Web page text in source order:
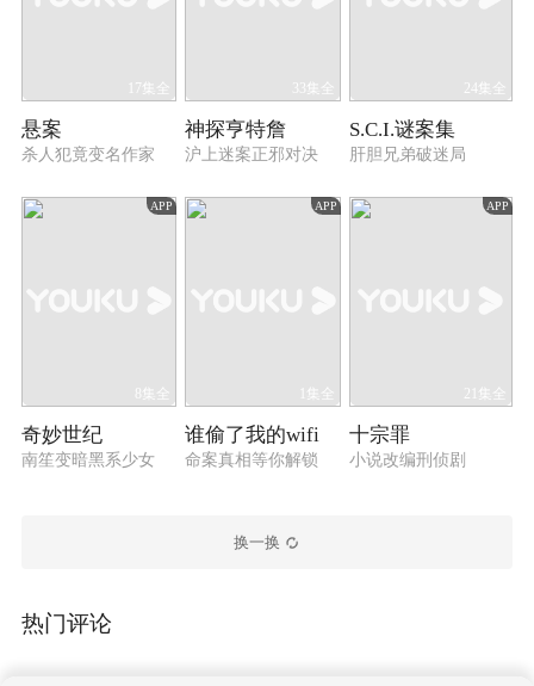
17集全
悬案
杀人犯竟变名作家
33集全
神探亨特詹
沪上迷案正邪对决
24集全
S.C.I.谜案集
肝胆兄弟破迷局
APP
8集全
奇妙世纪
南笙变暗黑系少女
APP
1集全
谁偷了我的wifi
命案真相等你解锁
APP
21集全
十宗罪
小说改编刑侦剧
换一换
热门评论